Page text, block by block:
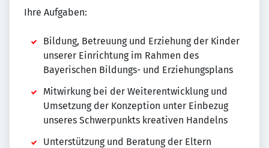
Ihre Aufgaben:
Bildung, Betreuung und Erziehung der Kinder
unserer Einrichtung im Rahmen des
Bayerischen Bildungs- und Erziehungsplans
Mitwirkung bei der Weiterentwicklung und
Umsetzung der Konzeption unter Einbezug
unseres Schwerpunkts kreativen Handelns
Unterstützung und Beratung der Eltern